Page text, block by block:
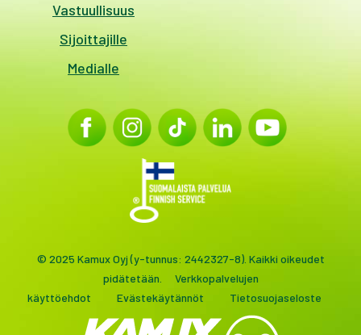
Vastuullisuus
Sijoittajille
Medialle
© 2025 Kamux Oyj (y-tunnus: 2442327-8). Kaikki oikeudet
pidätetään.
Verkkopalvelujen
käyttöehdot
Evästekäytännöt Tietosuojaseloste